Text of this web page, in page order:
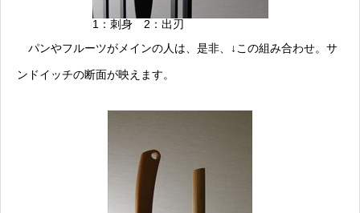
1：刺身 2：出刃
パンやフルーツがメインの人は、是非、↓この組み合わせ。サ
ンドイッチの断面が映えます。